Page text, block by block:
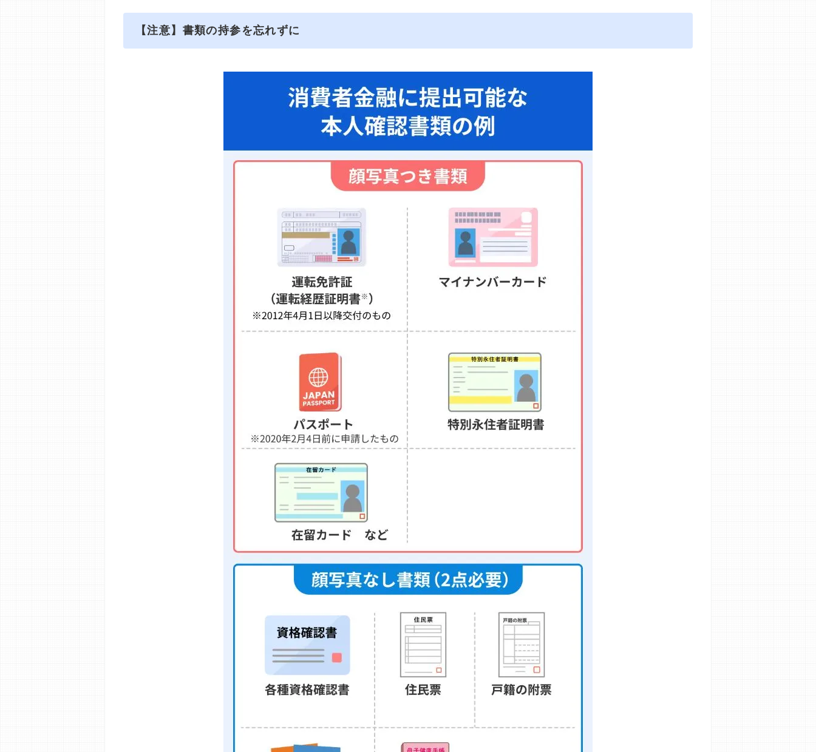
【注意】書類の持参を忘れずに